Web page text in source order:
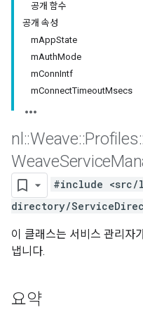
공개 함수
공개 속성
mAppState
mAuthMode
mConnIntf
mConnectTimeoutMsecs
nl ::Weave::Profiles
WeaveService
#include
directory/
이 클래스는 서비스 관리자
냅니다.
요약